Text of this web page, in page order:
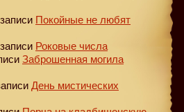
Покойные не любят
Роковые числа
Заброшенная могила
День мистических